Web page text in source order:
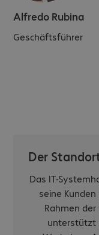
Alfredo Rubina
Geschäftsführer
Der
Das IT-
seine
Rahmen
unterstützt